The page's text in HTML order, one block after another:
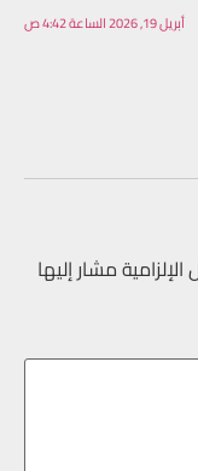
أبريل 19, 2026 الساعة 4:42 ص
مشار إليها